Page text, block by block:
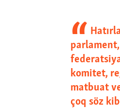
komitet,
matbuat
çoq söz